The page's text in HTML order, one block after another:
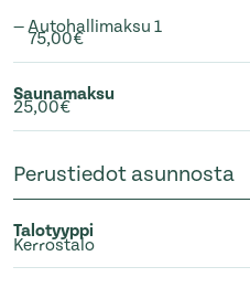
— Autohallimaksu 1
75,00€
Saunamaksu
25,00€
Perustiedot asunnosta
Talotyyppi
Kerrostalo